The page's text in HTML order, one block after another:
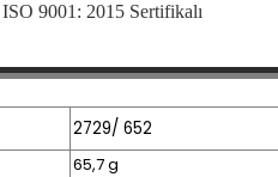
9001: 2015 Sertifikalı
2729/ 652
65,7 g